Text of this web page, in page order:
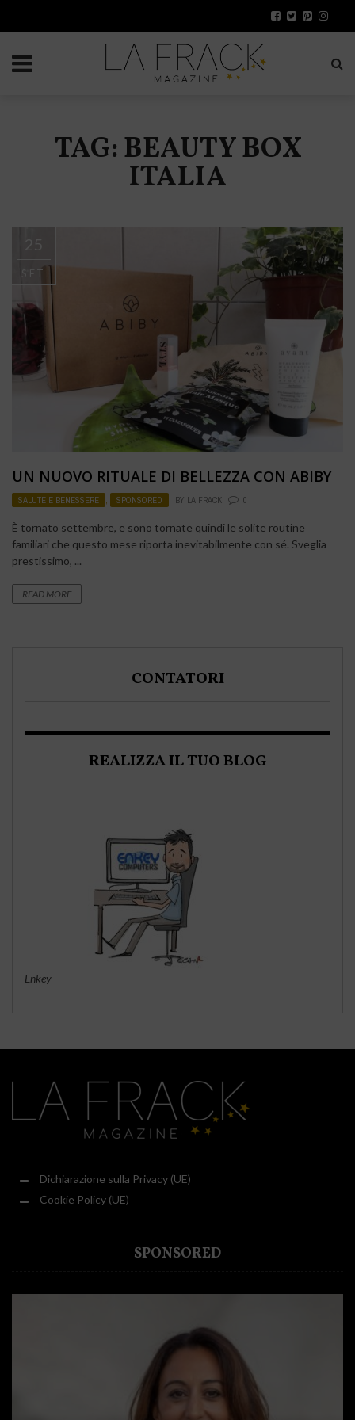
TAG: BEAUTY BOX
ITALIA
25
SET
UN NUOVO RITUALE DI BELLEZZA CON ABIBY
SALUTE E BENESSERE , SPONSORED BY LA FRACK 0
È tornato settembre, e sono tornate quindi le solite routine
familiari che questo mese riporta inevitabilmente con sé. Sveglia
prestissimo, ...
READ MORE
CONTATORI
REALIZZA IL TUO BLOG
Enkey
Dichiarazione sulla Privacy (UE)
Cookie Policy (UE)
SPONSORED